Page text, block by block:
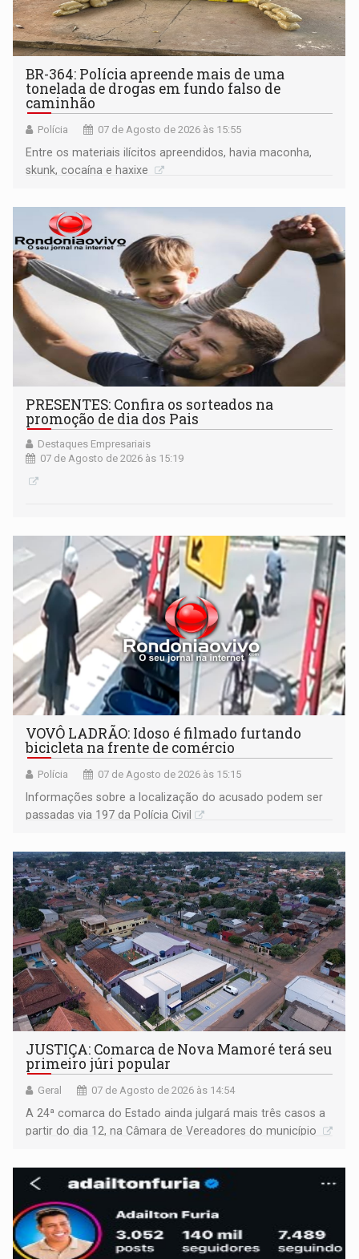
BR-364: Polícia apreende mais de uma
tonelada de drogas em fundo falso de
caminhão
Polícia 07 de Agosto de 2026 às 15:55
Entre os materiais ilícitos apreendidos, havia maconha,
skunk, cocaína e haxixe
PRESENTES: Confira os sorteados na
promoção de dia dos Pais
Destaques Empresariais
07 de Agosto de 2026 às 15:19
VOVÔ LADRÃO: Idoso é filmado furtando
bicicleta na frente de comércio
Polícia 07 de Agosto de 2026 às 15:15
Informações sobre a localização do acusado podem ser
passadas via 197 da Polícia Civil
JUSTIÇA: Comarca de Nova Mamoré terá seu
primeiro júri popular
Geral 07 de Agosto de 2026 às 14:54
A 24ª comarca do Estado ainda julgará mais três casos a
partir do dia 12, na Câmara de Vereadores do município